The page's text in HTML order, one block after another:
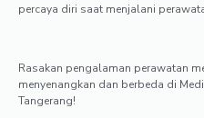
percaya diri saat menjalani
Rasakan pengalaman perawatan
menyenangkan dan berbeda di
Tangerang!